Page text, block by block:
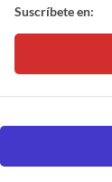
Suscríbete en: